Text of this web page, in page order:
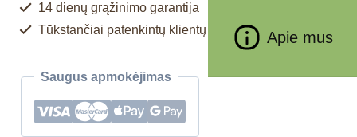
Apie mus
14 dienų grąžinimo garantija
Tūkstančiai patenkintų klientų
Saugus apmokėjimas